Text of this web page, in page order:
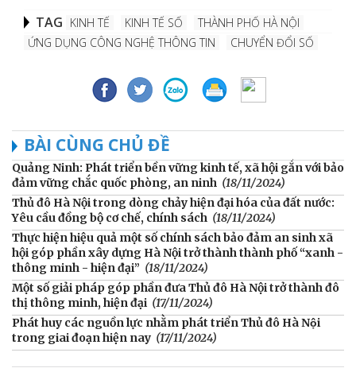
TAG KINH TẾ KINH TẾ SỐ
THÀNH PHỐ HÀ NỘI
ỨNG DỤNG CÔNG NGHỆ THÔNG TIN
CHUYỂN ĐỔI SỐ
BÀI CÙNG CHỦ ĐỀ
Quảng Ninh: Phát triển bền vững kinh tế, xã hội gắn với bảo
đảm vững chắc quốc phòng, an ninh (18/11/2024)
Thủ đô Hà Nội trong dòng chảy hiện đại hóa của đất nước:
Yêu cầu đồng bộ cơ chế, chính sách (18/11/2024)
Thực hiện hiệu quả một số chính sách bảo đảm an sinh xã
hội góp phần xây dựng Hà Nội trở thành thành phố “xanh -
thông minh - hiện đại” (18/11/2024)
Một số giải pháp góp phần đưa Thủ đô Hà Nội trở thành đô
thị thông minh, hiện đại (17/11/2024)
Phát huy các nguồn lực nhằm phát triển Thủ đô Hà Nội
trong giai đoạn hiện nay (17/11/2024)